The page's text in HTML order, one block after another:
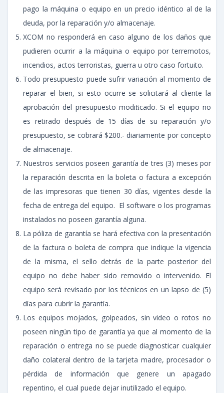
pago la máquina o equipo en un precio idéntico al de la
deuda, por la reparación y/o almacenaje.
XCOM no responderá en caso alguno de los daños que
pudieren ocurrir a la máquina o equipo por terremotos,
incendios, actos terroristas, guerra u otro caso fortuito.
Todo presupuesto puede sufrir variación al momento de
reparar el bien, si esto ocurre se solicitará al cliente la
aprobación del presupuesto modiﬁcado. Si el equipo no
es retirado después de 15 días de su reparación y/o
presupuesto, se cobrará $200.- diariamente por concepto
de almacenaje.
Nuestros servicios poseen garantía de tres (3) meses por
la reparación descrita en la boleta o factura a excepción
de las impresoras que tienen 30 días, vigentes desde la
fecha de entrega del equipo. El software o los programas
instalados no poseen garantía alguna.
La póliza de garantía se hará efectiva con la presentación
de la factura o boleta de compra que indique la vigencia
de la misma, el sello detrás de la parte posterior del
equipo no debe haber sido removido o intervenido. El
equipo será revisado por los técnicos en un lapso de (5)
días para cubrir la garantía.
Los equipos mojados, golpeados, sin video o rotos no
poseen ningún tipo de garantía ya que al momento de la
reparación o entrega no se puede diagnosticar cualquier
daño colateral dentro de la tarjeta madre, procesador o
pérdida de información que genere un apagado
repentino, el cual puede dejar inutilizado el equipo.